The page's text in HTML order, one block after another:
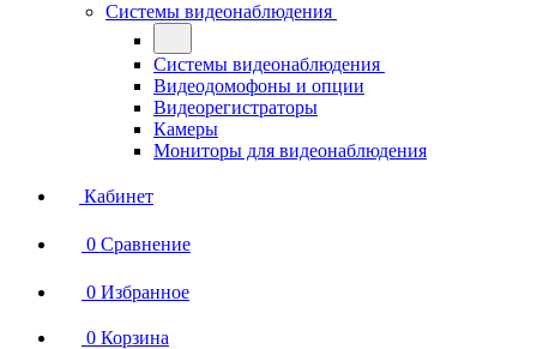
Системы видеонаблюдения
Системы видеонаблюдения
Видеодомофоны и опции
Видеорегистраторы
Камеры
Мониторы для видеонаблюдения
Кабинет
0 Сравнение
0 Избранное
0 Корзина